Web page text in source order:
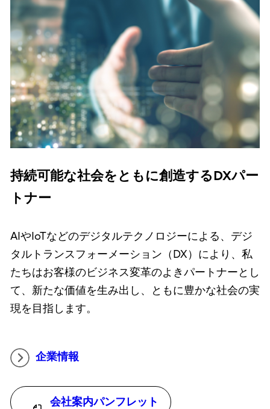
持続可能な社会をともに創造するDXパー
トナー
AIやIoTなどのデジタルテクノロジーによる、デジ
タルトランスフォーメーション（DX）により、私
たちはお客様のビジネス変革のよきパートナーとし
て、新たな価値を生み出し、ともに豊かな社会の実
現を目指します。
企業情報
会社案内パンフレット